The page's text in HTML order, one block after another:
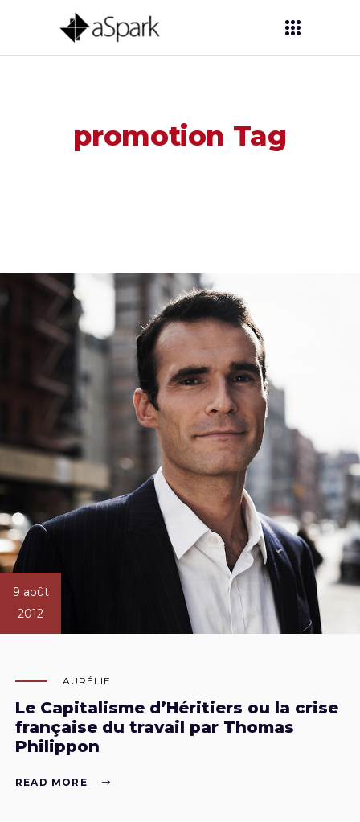
promotion Tag
9 août
2012
AURÉLIE
Le Capitalisme d’Héritiers ou la crise
française du travail par Thomas
Philippon
READ MORE